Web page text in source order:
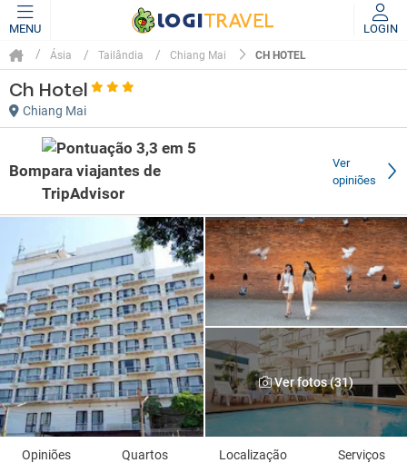
MENU LOGIN
Ásia Tailândia Chiang Mai CH HOTEL
Ch Hotel
Chiang Mai
Bom
Ver
opiniões
Ver fotos (31)
Opiniões Quartos Localização Serviços